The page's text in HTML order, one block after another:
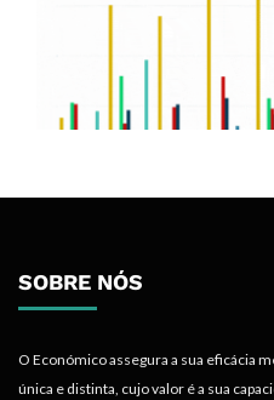
SOBRE NÓS
O Económico assegura a sua eficácia
única e distinta, cujo valor é a sua